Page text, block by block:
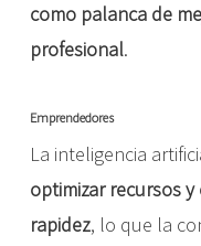
como palanca de
profesional.
Emprendedores
La inteligencia
optimizar recursos
rapidez, lo que la